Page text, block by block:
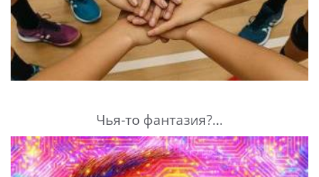
Чья-то фантазия?...